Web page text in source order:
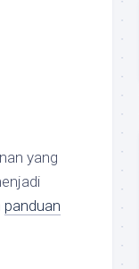
yang
panduan